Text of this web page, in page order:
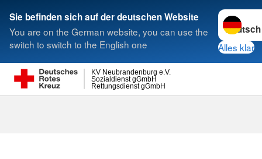
Sie befinden sich auf der deutschen Website
You are on the German website, you can use the
switch to switch to the English one
Sprache
Alles klar
Rettungsdienst gGmbH
Sozialdienst gGmbH
KV Neubrandenburg e.V.
Suche